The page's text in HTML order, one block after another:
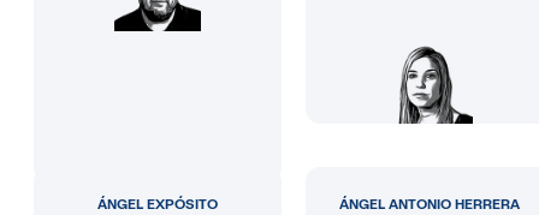
ÁNGEL EXPÓSITO ÁNGEL ANTONIO HERRERA